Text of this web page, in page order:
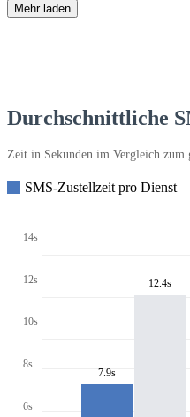
Mehr laden
Durchschnittliche
Zeit in Sekunden im Vergleich zum
SMS-Zustellzeit pro Dienst
14s
12s
10s
8s
6s
7.9s
12.4s